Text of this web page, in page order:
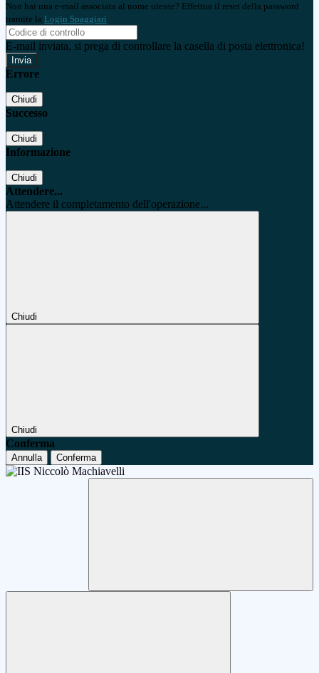
Non hai una e-mail associata al nome utente? Effettua il reset della password
tramite la Login Spaggiari
E-mail inviata, si prega di controllare la casella di posta elettronica!
Errore
Chiudi
Successo
Chiudi
Informazione
Chiudi
Attendere...
Attendere il completamento dell'operazione...
Chiudi
Chiudi
Conferma
Annulla Conferma